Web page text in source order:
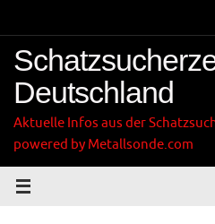
Inhalt
springen
Deutschland
Aktuelle Infos aus der
powered by Metallsonde.com